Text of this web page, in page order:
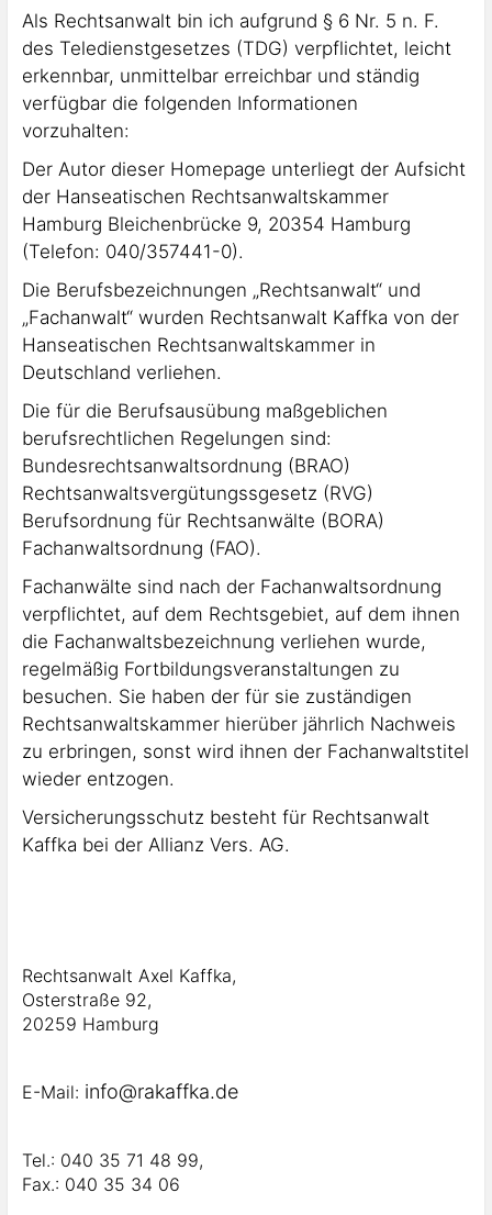
Als Rechtsanwalt bin ich aufgrund § 6 Nr. 5 n. F.
des Teledienstgesetzes (TDG) verpflichtet, leicht
erkennbar, unmittelbar erreichbar und ständig
verfügbar die folgenden Informationen
vorzuhalten:
Der Autor dieser Homepage unterliegt der Aufsicht
der Hanseatischen Rechtsanwaltskammer
Hamburg Bleichenbrücke 9, 20354 Hamburg
(Telefon: 040/357441-0).
Die Berufsbezeichnungen „Rechtsanwalt“ und
„Fachanwalt“ wurden Rechtsanwalt Kaffka von der
Hanseatischen Rechtsanwaltskammer in
Deutschland verliehen.
Die für die Berufsausübung maßgeblichen
berufsrechtlichen Regelungen sind:
Bundesrechtsanwaltsordnung (BRAO)
Rechtsanwaltsvergütungssgesetz (RVG)
Berufsordnung für Rechtsanwälte (BORA)
Fachanwaltsordnung (FAO).
Fachanwälte sind nach der Fachanwaltsordnung
verpflichtet, auf dem Rechtsgebiet, auf dem ihnen
die Fachanwaltsbezeichnung verliehen wurde,
regelmäßig Fortbildungsveranstaltungen zu
besuchen. Sie haben der für sie zuständigen
Rechtsanwaltskammer hierüber jährlich Nachweis
zu erbringen, sonst wird ihnen der Fachanwaltstitel
wieder entzogen.
Versicherungsschutz besteht für Rechtsanwalt
Kaffka bei der Allianz Vers. AG.
Rechtsanwalt Axel Kaffka,
Osterstraße 92,
20259 Hamburg
E-Mail: info@rakaffka.de
Tel.: 040 35 71 48 99,
Fax.: 040 35 34 06